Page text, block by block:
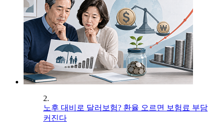
2.
노후 대비로 달러보험? 환율 오르면 보험료 부담
커진다